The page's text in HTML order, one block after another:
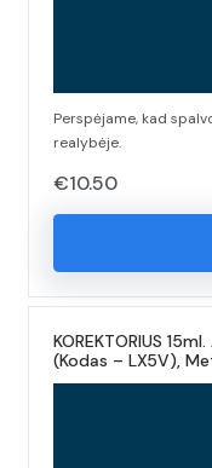
Perspėjame, kad
realybėje.
€10.50
KOREKTORIUS
(Kodas – LX5V),